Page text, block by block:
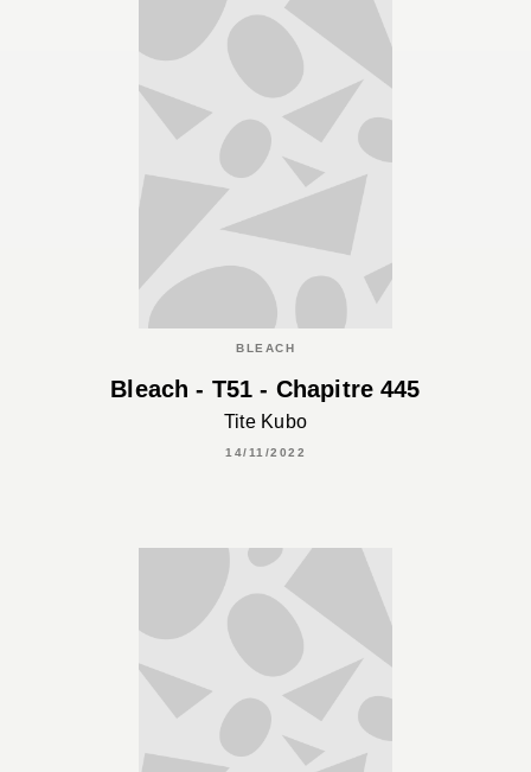
BLEACH
Bleach - T51 - Chapitre 445
Tite Kubo
14/11/2022